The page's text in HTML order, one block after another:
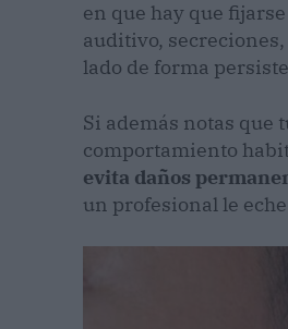
en que hay que
auditivo,
lado de forma
Si además notas que
comportamiento
evita daños
un profesional le